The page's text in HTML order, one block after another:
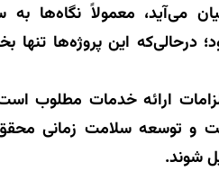
می‌آید، معمولاً نگاه‌ها
درحالی‌که این پروژه‌ها تنها
ارائه خدمات مطلوب
و توسعه سلامت زمانی
شوند.